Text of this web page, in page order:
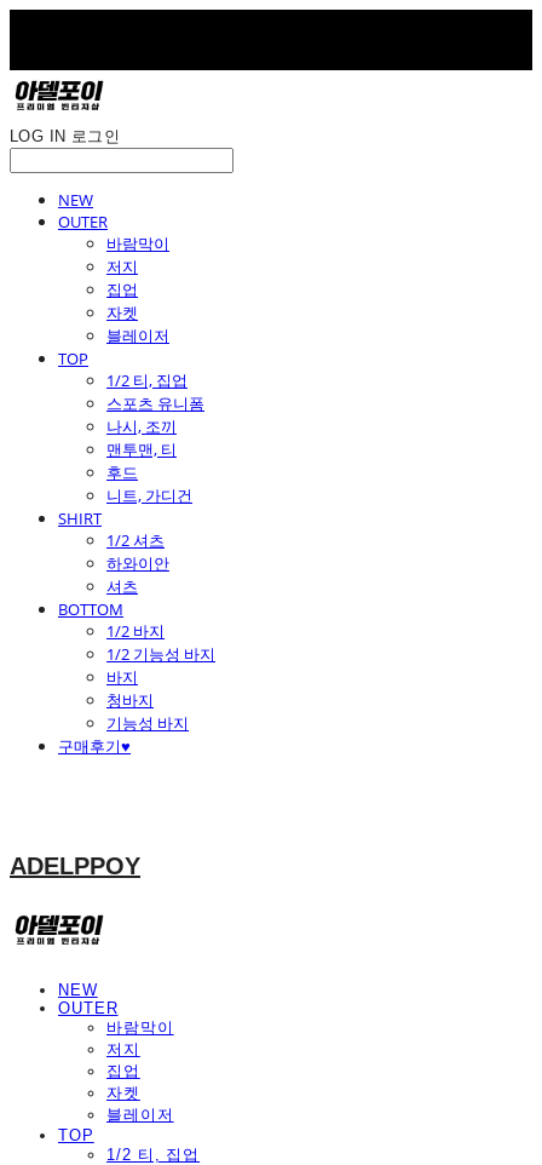
LOG IN 로그인
NEW
OUTER
바람막이
저지
집업
자켓
블레이저
TOP
1/2 티, 집업
스포츠 유니폼
나시, 조끼
맨투맨, 티
후드
니트, 가디건
SHIRT
1/2 셔츠
하와이안
셔츠
BOTTOM
1/2 바지
1/2 기능성 바지
바지
청바지
기능성 바지
구매후기♥
ADELPPOY
NEW
OUTER
바람막이
저지
집업
자켓
블레이저
TOP
1/2 티, 집업